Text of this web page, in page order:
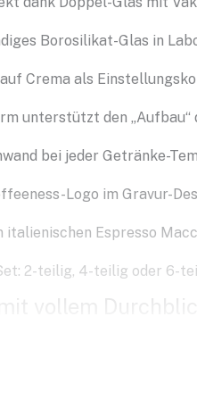
Borosilikat-Glas in
Crema als
unterstützt den „Aufbau“
bei jeder Getränke-
Logo im Gravur-
italienischen Espresso
2-teilig, 4-teilig oder 6-
sich, ob du die 5 M der
menschliche Komponente